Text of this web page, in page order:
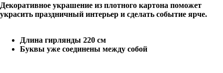
Декоративное украшение из плотного картона поможет
украсить праздничный интерьер и сделать событие ярче.
Длина гирлянды 220 см
Буквы уже соединены между собой